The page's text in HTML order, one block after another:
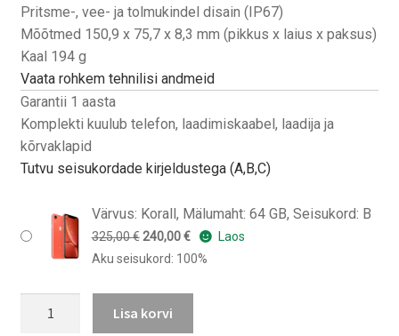
Pritsme-, vee- ja tolmukindel disain (IP67)
Mõõtmed 150,9 x 75,7 x 8,3 mm (pikkus x laius x paksus)
Kaal 194 g
Vaata rohkem tehnilisi andmeid
Garantii 1 aasta
Komplekti kuulub telefon, laadimiskaabel, laadija ja
kõrvaklapid
Tutvu seisukordade kirjeldustega (A,B,C)
Värvus: Korall, Mälumaht: 64 GB, Seisukord: B
325,00€ Algne
hind
240,00€Praegune
hind
Laos
Aku seisukord: 100%
Lisa korvi